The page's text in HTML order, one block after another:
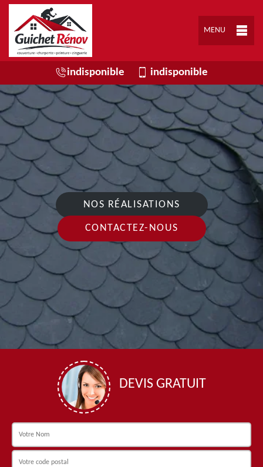
MENU
indisponible indisponible
NOS RÉALISATIONS
CONTACTEZ-NOUS
DEVIS GRATUIT